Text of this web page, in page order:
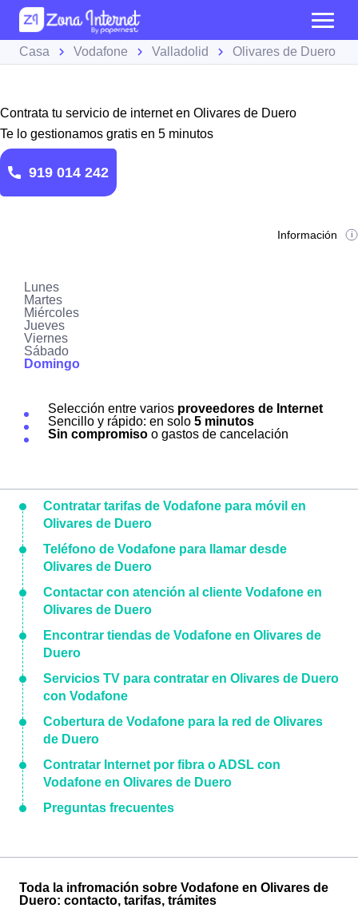
Casa Vodafone Valladolid Olivares de Duero
Contrata tu servicio de internet en Olivares de Duero
Te lo gestionamos gratis en 5 minutos
919 014 242
Información
Lunes
Martes
Miércoles
Jueves
Viernes
Sábado
Domingo
Selección entre varios proveedores de Internet
Sencillo y rápido: en solo 5 minutos
Sin compromiso o gastos de cancelación
Contratar tarifas de Vodafone para móvil en
Olivares de Duero
Teléfono de Vodafone para llamar desde
Olivares de Duero
Contactar con atención al cliente Vodafone en
Olivares de Duero
Encontrar tiendas de Vodafone en Olivares de
Duero
Servicios TV para contratar en Olivares de Duero
con Vodafone
Cobertura de Vodafone para la red de Olivares
de Duero
Contratar Internet por fibra o ADSL con
Vodafone en Olivares de Duero
Preguntas frecuentes
Toda la infromación sobre Vodafone en Olivares de
Duero: contacto, tarifas, trámites